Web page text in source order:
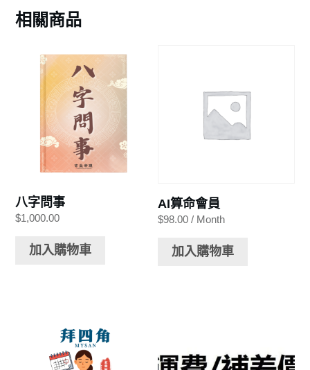
相關商品
八字問事
$1,000.00
加入購物車
AI算命會員
$98.00 / Month
加入購物車